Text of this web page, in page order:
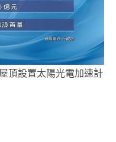
頂設置太陽光電加速計